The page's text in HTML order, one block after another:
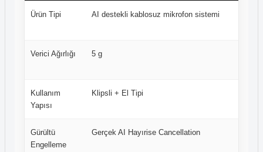
Ürün Tipi AI destekli kablosuz mikrofon sistemi
Verici Ağırlığı 5 g
Kullanım
Yapısı
Klipsli + El Tipi
Gürültü
Engelleme
Gerçek AI Hayırise Cancellation